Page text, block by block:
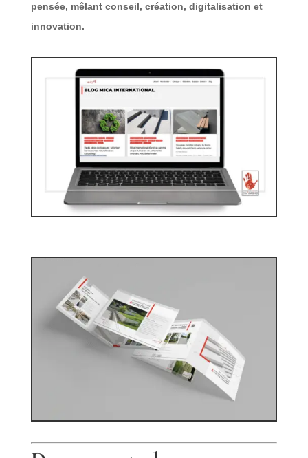
pensée, mêlant conseil, création, digitalisation et
innovation.